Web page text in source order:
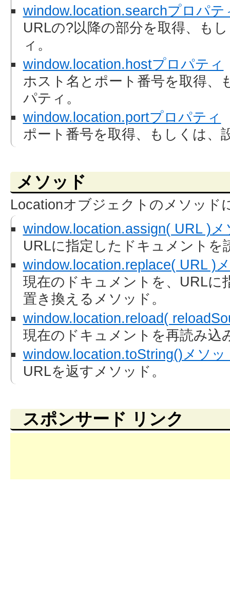
window.location.searchプロパテ
URLの?以降の部分を取得、も
ィ。
window.location.hostプロパティ
ホスト名とポート番号を取得、
パティ。
window.location.portプロパティ
ポート番号を取得、もしくは、
メソッド
Locationオブジェクトのメソッド
window.location.assign( URL )メ
URLに指定したドキュメントを
window.location.replace( URL )
現在のドキュメントを、URLに
置き換えるメソッド。
window.location.reload(
現在のドキュメントを再読み込
window.location.toString()メソッ
URLを返すメソッド。
スポンサード リンク